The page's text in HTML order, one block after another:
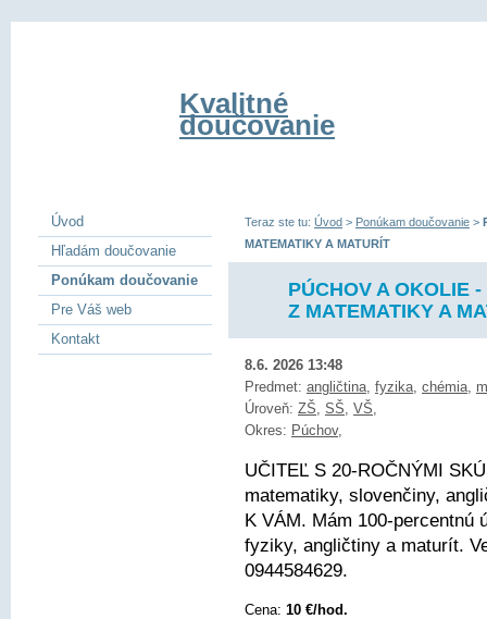
Kvalitné
doučovanie
Teraz ste tu: Úvod > Ponúkam doučovanie >
MATEMATIKY A MATURÍT
PÚCHOV A OKOLIE
Z MATEMATIKY A
8.6. 2026 13:48
Predmet: angličtina, fyzika, chémia,
Úroveň: ZŠ, SŠ, VŠ,
Okres: Púchov,
UČITEĽ S 20-ROČNÝMI
matematiky, slovenčiny,
K VÁM. Mám 100-percentnú
fyziky, angličtiny a maturít.
0944584629.
Cena: 10 €/hod.
Úvod
Hľadám doučovanie
Ponúkam doučovanie
Pre Váš web
Kontakt